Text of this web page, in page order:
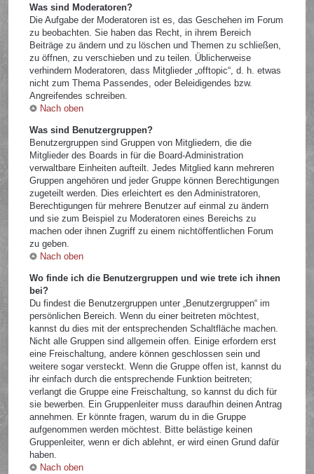
Was sind Moderatoren?
Die Aufgabe der Moderatoren ist es, das Geschehen im Forum
zu beobachten. Sie haben das Recht, in ihrem Bereich
Beiträge zu ändern und zu löschen und Themen zu schließen,
zu öffnen, zu verschieben und zu teilen. Üblicherweise
verhindern Moderatoren, dass Mitglieder „offtopic“, d. h. etwas
nicht zum Thema Passendes, oder Beleidigendes bzw.
Angreifendes schreiben.
Nach oben
Was sind Benutzergruppen?
Benutzergruppen sind Gruppen von Mitgliedern, die die
Mitglieder des Boards in für die Board-Administration
verwaltbare Einheiten aufteilt. Jedes Mitglied kann mehreren
Gruppen angehören und jeder Gruppe können Berechtigungen
zugeteilt werden. Dies erleichtert es den Administratoren,
Berechtigungen für mehrere Benutzer auf einmal zu ändern
und sie zum Beispiel zu Moderatoren eines Bereichs zu
machen oder ihnen Zugriff zu einem nichtöffentlichen Forum
zu geben.
Nach oben
Wo finde ich die Benutzergruppen und wie trete ich ihnen
bei?
Du findest die Benutzergruppen unter „Benutzergruppen“ im
persönlichen Bereich. Wenn du einer beitreten möchtest,
kannst du dies mit der entsprechenden Schaltfläche machen.
Nicht alle Gruppen sind allgemein offen. Einige erfordern erst
eine Freischaltung, andere können geschlossen sein und
weitere sogar versteckt. Wenn die Gruppe offen ist, kannst du
ihr einfach durch die entsprechende Funktion beitreten;
verlangt die Gruppe eine Freischaltung, so kannst du dich für
sie bewerben. Ein Gruppenleiter muss daraufhin deinen Antrag
annehmen. Er könnte fragen, warum du in die Gruppe
aufgenommen werden möchtest. Bitte belästige keinen
Gruppenleiter, wenn er dich ablehnt, er wird einen Grund dafür
haben.
Nach oben